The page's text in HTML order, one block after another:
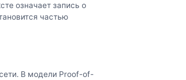
означает запись о
частью
В модели Proof-of-